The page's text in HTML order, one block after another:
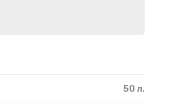
50 л.